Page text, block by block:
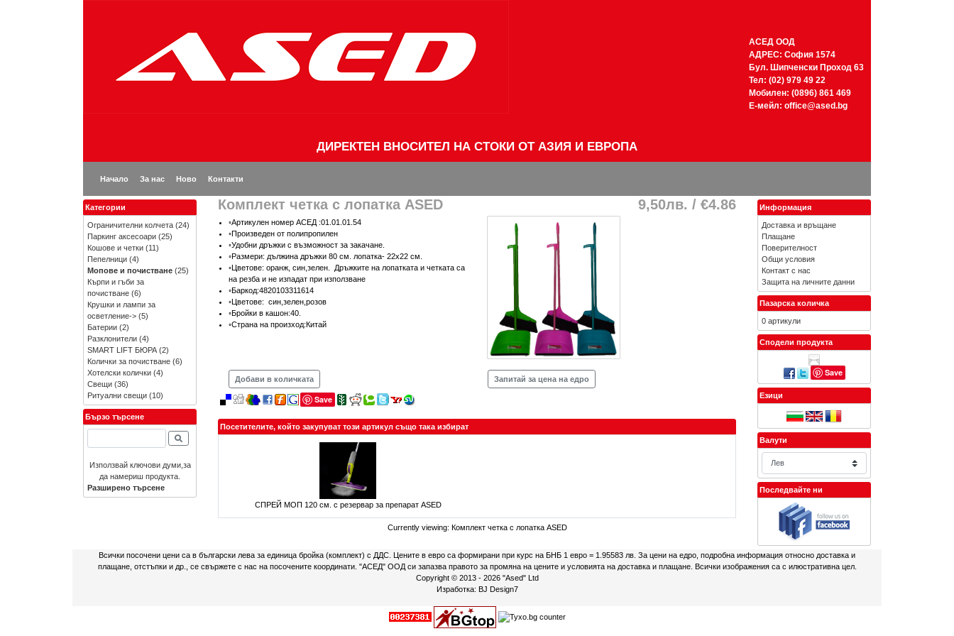
АСЕД ООД
АДРЕС: София 1574
Бул. Шипченски Проход 63
Тел: (02) 979 49 22
Мобилен: (0896) 861 469
Е-мейл: office@ased.bg
ДИРЕКТЕН ВНОСИТЕЛ НА СТОКИ ОТ АЗИЯ И ЕВРОПА
Начало За нас Ново Контакти
9,50лв. / €4.86
Комплект четка с лопатка ASED
◦Артикулен номер АСЕД :01.01.01.54
◦Произведен от полипропилен
◦Удобни дръжки с възможност за закачане.
◦Размери: дължина дръжки 80 см. лопатка- 22х22 см.
◦Цветове: оранж, син,зелен. Дръжките на лопатката и четката са
на резба и не изпадат при използване
◦Баркод:4820103311614
◦Цветове: син,зелен,розов
◦Бройки в кашон:40.
◦Страна на произход:Китай
Добави в количката Запитай за цена на едро
Save
Посетителите, който закупуват този артикул също така избират
СПРЕЙ МОП 120 см. с резервар за препарат ASED
Currently viewing: Комплект четка с лопатка ASED
Категории
Ограничителни колчета (24)
Паркинг аксесоари (25)
Кошове и четки (11)
Пепелници (4)
Мопове и почистване (25)
Кърпи и гъби за
почистване (6)
Крушки и лампи за
осветление-> (5)
Батерии (2)
Разклонители (4)
SMART LIFT БЮРА (2)
Колички за почистване (6)
Хотелски колички (4)
Свещи (36)
Ритуални свещи (10)
Бързо търсене
Използвай ключови думи,за
да намериш продукта.
Разширено търсене
Информация
Доставка и връщане
Плащане
Поверителност
Общи условия
Контакт с нас
Защита на личните данни
Пазарска количка
0 артикули
Сподели продукта
Save
Езици
Валути
Последвайте ни
Всички посочени цени са в български лева за единица бройка (комплект) с ДДС. Цените в евро са формирани при курс на БНБ 1 евро = 1.95583 лв. За цени на едро, подробна информация относно доставка и
плащане, отстъпки и др., се свържете с нас на посочените координати. "АСЕД" ООД си запазва правото за промяна на цените и условията на доставка и плащане. Всички изображения са с илюстративна цел.
Copyright © 2013 - 2026 "Ased" Ltd
Изработка: BJ Design7